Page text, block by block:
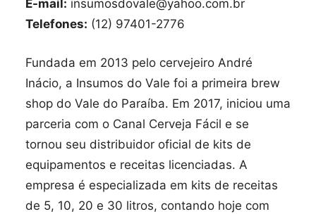
E-mail: insumosdovale@yahoo.com.br
Telefones: (12) 97401-2776
Fundada em 2013 pelo cervejeiro André
Inácio, a Insumos do Vale foi a primeira brew
shop do Vale do Paraíba. Em 2017, iniciou uma
parceria com o Canal Cerveja Fácil e se
tornou seu distribuidor oficial de kits de
equipamentos e receitas licenciadas. A
empresa é especializada em kits de receitas
de 5, 10, 20 e 30 litros, contando hoje com